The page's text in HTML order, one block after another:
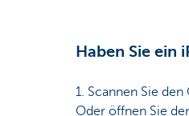
Haben Sie ein
1. Scannen Sie
Oder öffnen Sie